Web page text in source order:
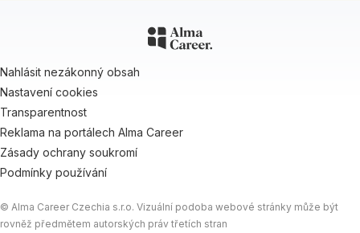
Nahlásit nezákonný obsah
Nastavení cookies
Transparentnost
Reklama na portálech Alma Career
Zásady ochrany soukromí
Podmínky používání
© Alma Career Czechia s.r.o. Vizuální podoba webové stránky může být
rovněž předmětem autorských práv třetích stran